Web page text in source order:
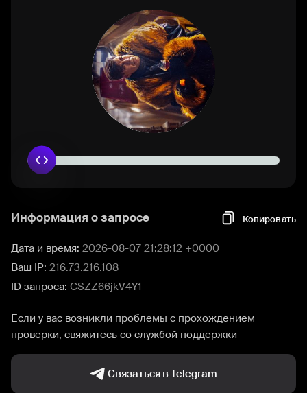
Информация о запросе Копировать
Дата и время: 2026-08-07 21:28:12 +0000
Ваш IP: 216.73.216.108
ID запроса: CSZZ66jkV4Y1
Если у вас возникли проблемы с прохождением
проверки, свяжитесь со службой поддержки
Связаться в Telegram